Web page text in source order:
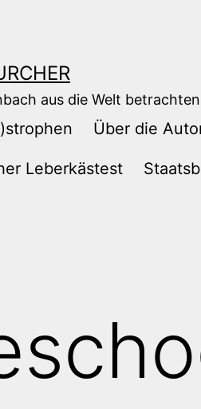
aus die Welt betrachten
Über die
Leberkästest